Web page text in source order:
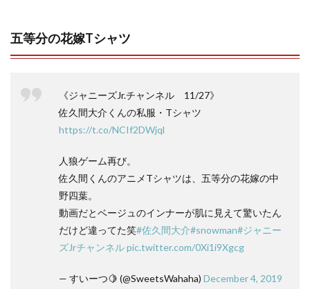
五等分の花嫁Tシャツ
《ジャニーズJr.チャンネル 11/27》
佐久間大介くんの私服・Tシャツ
https://t.co/NCIf2DWjql
人狼ゲーム再び。
佐久間くんのアニメTシャツは、五等分の花嫁の中
野四葉。
動画だとベージュのインナーが肌に見えて驚いたん
だけど違ってた笑#佐久間大介#snowman#ジャニー
ズJrチャンネルpic.twitter.com/0Xi1i9Xgcg
— すいーつ🍋 (@SweetsWahaha) December 4, 2019